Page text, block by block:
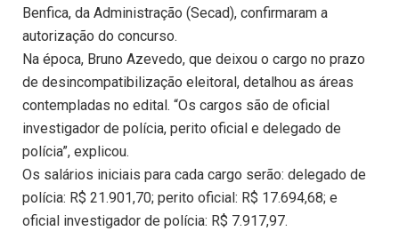
Benfica, da Administração (Secad), confirmaram a
autorização do concurso.
Na época, Bruno Azevedo, que deixou o cargo no prazo
de desincompatibilização eleitoral, detalhou as áreas
contempladas no edital. “Os cargos são de oficial
investigador de polícia, perito oficial e delegado de
polícia”, explicou.
Os salários iniciais para cada cargo serão: delegado de
polícia: R$ 21.901,70; perito oficial: R$ 17.694,68; e
oficial investigador de polícia: R$ 7.917,97.